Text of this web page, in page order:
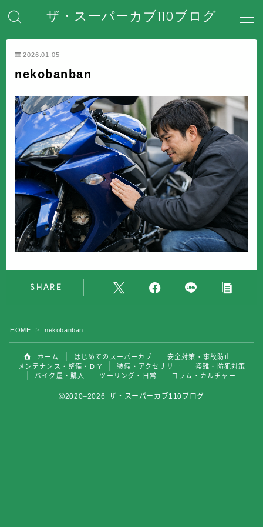
ザ・スーパーカブ110ブログ
MENU
ホーム
はじめてのスーパーカブ
安全対策・事故防止
メンテナンス・整備・DIY
装備・アクセサリー
盗難・防犯対策
バイク屋・購入
コラム・カルチャー
2026.01.05
nekobanban
SHARE
HOME ＞ nekobanban
ホーム はじめてのスーパーカブ
安全対策・事故防止
メンテナンス・整備・DIY
装備・アクセサリー
盗難・防犯対策
バイク屋・購入
ツーリング・日常 コラム・カルチャー
2020–2026 ザ・スーパーカブ110ブログ